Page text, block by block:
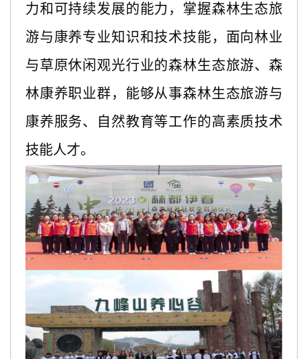
力和可持续发展的能力，掌握森林生态旅
游与康养专业知识和技术技能，面向林业
与草原休闲观光行业的森林生态旅游、森
林康养职业群，能够从事森林生态旅游与
康养服务、自然教育等工作的高素质技术
技能人才。